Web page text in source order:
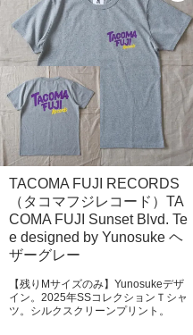
TACOMA FUJI RECORDS
（タコマフジレコード）TA
COMA FUJI Sunset Blvd. Te
e designed by Yunosuke ヘ
ザーグレー
【残りMサイズのみ】Yunosukeデザ
イン。2025年SSコレクションＴシャ
ツ。シルクスクリーンプリント。